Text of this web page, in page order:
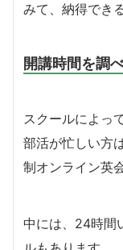
みて、納得でき
開講時間を調
スクールによっ
部活が忙しい方は
制オンライン英
中には、24時間